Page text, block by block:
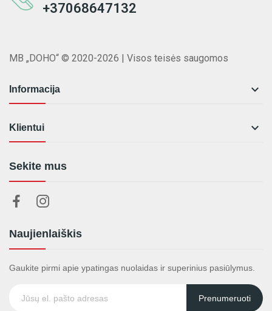
+37068647132
MB „DOHO“ © 2020-2026 | Visos teisės saugomos
Informacija 
Klientui 
Sekite mus
Naujienlaiškis
Gaukite pirmi apie ypatingas nuolaidas ir superinius pasiūlymus.
Prenumeruoti